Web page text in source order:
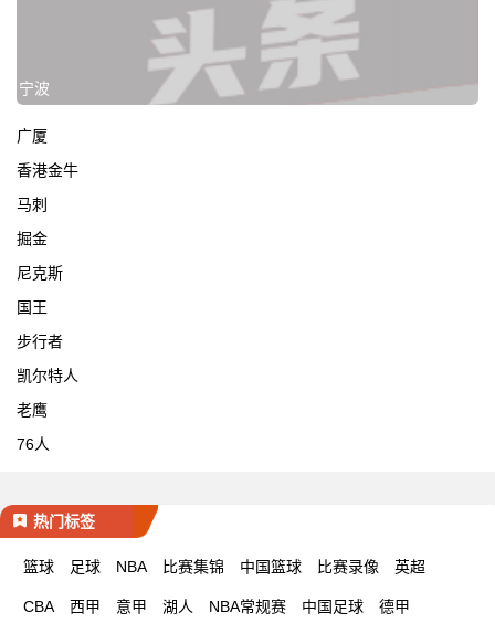
宁波
广厦
香港金牛
马刺
掘金
尼克斯
国王
步行者
凯尔特人
老鹰
76人
热门标签
篮球 足球 NBA 比赛集锦 中国篮球 比赛录像 英超
CBA 西甲 意甲 湖人 NBA常规赛 中国足球 德甲